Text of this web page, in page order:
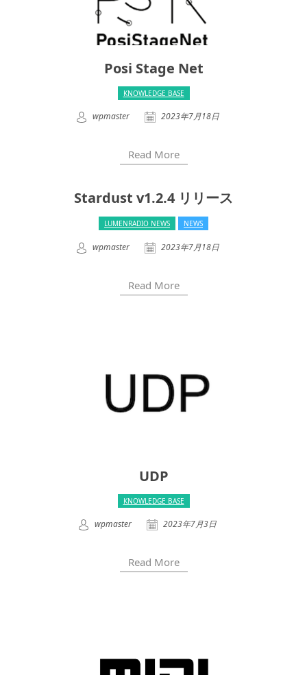
Posi Stage Net
KNOWLEDGE BASE
wpmaster 2023年7月18日
Read More
Stardust v1.2.4 リリース
LUMENRADIO NEWS NEWS
wpmaster 2023年7月18日
Read More
UDP
KNOWLEDGE BASE
wpmaster 2023年7月3日
Read More